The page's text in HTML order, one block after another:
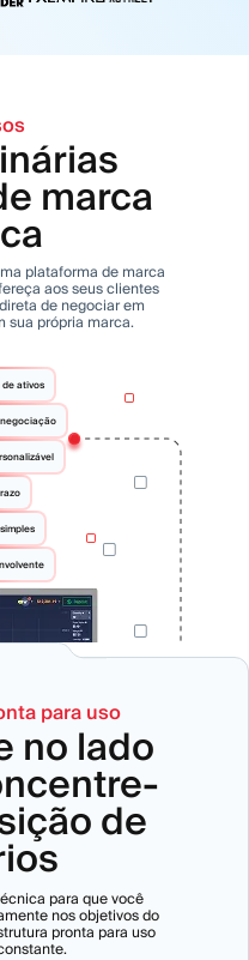
marca
plataforma de marca
aos seus clientes
de negociar em
sua própria marca.
de ativos
para uso
no lado
de
para que você
nos objetivos do
pronta para uso